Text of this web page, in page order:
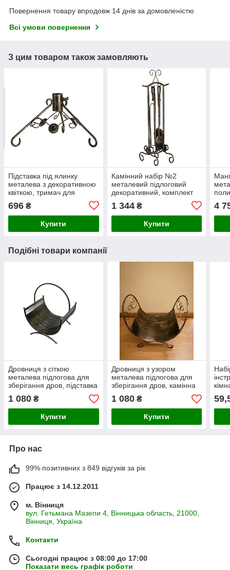
Повернення товару впродовж 14 днів за домовленістю
Всі умови повернення
З цим товаром також замовляють
Підставка під ялинку
металева з декоративною
квіткою, тримач для
696 ₴
Купити
Камінний набір №2
металевий підлоговий
декоративний, комплект
інструментів для каміна зі
стійкою
1 344₴
Купити
4
Подібні товари компанії
Дровниця з сіткою
металева підлогова для
зберігання дров, підставка
для дров камінна
1 080 ₴
Купити
Дровниця з узором
металева підлогова для
зберігання дров, камінна
підставка для дров
1 080₴
Купити
Про нас
99% позитивних з 849 відгуків за рік
Працює з 14.12.2011
м. Вінниця
вул. Гетьмана Мазепи 4, Вінницька область, 21000,
Вінниця, Україна
Контакти
Сьогодні працює з 08:00 до 17:00
Показати весь графік роботи